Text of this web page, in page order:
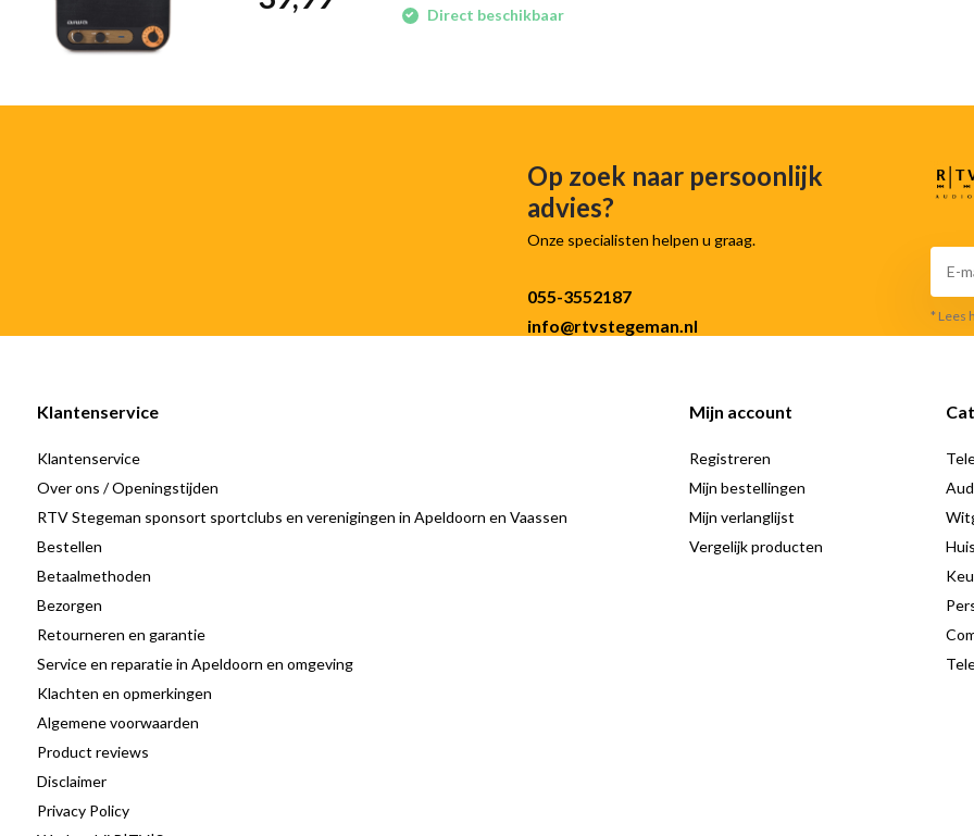
: Handig voor het afspelen van muziek rechtstreeks vanaf een SD-kaart.
Ondanks zijn compacte formaat vult het apparaat moeiteloos elke kamer met geluid.
: Langdurig draadloos gebruik, perfect voor gebruik buitenshuis.
Afstandsbediening: Bedien je muziek gemakkelijk vanuit elke hoek van de kamer.
Direct beschikbaar
Op zoek naar persoonlijk
advies?
Onze specialisten helpen u graag.
055-3552187
info@rtvstegeman.nl
* Lees
Klantenservice
Klantenservice
Over ons / Openingstijden
RTV Stegeman sponsort sportclubs en verenigingen in Apeldoorn en Vaassen
Bestellen
Betaalmethoden
Bezorgen
Retourneren en garantie
Service en reparatie in Apeldoorn en omgeving
Klachten en opmerkingen
Algemene voorwaarden
Product reviews
Disclaimer
Privacy Policy
Mijn account
Registreren
Mijn bestellingen
Mijn verlanglijst
Vergelijk producten